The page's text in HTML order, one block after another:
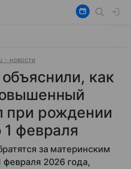
- новости
как
при рождении
февраля
за материнским
февраля 2026 года,